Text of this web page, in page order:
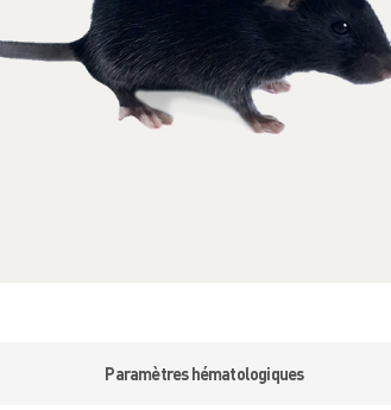
Paramètres hématologiques